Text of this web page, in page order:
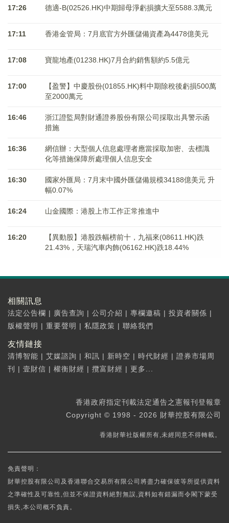
17:26 德適-B(02526.HK)中期歸母淨虧損擴大至5588.3萬元
17:11 香港金管局：7月底官方外匯儲備資產為4478億美元
17:08 寶龍地產(01238.HK)7月合約銷售額約5.5億元
17:00
【盈警】中慶股份(01855.HK)料中期除稅後虧損500萬
至2000萬元
16:46
浙江證監局對財通證券股份有限公司採取出具警示函
措施
16:36
網信辦：大型個人信息處理者應當採取加密、去標識
化等措施保障所處理個人信息安全
16:30
國家外匯局：7月末中國外匯儲備規模34188億美元 升
幅0.07%
16:24 山金國際：港股上市工作正常推進中
16:20
【異動股】港股跌幅榜前十，九福來(08611.HK)跌
21.43%，天瑞汽車内飾(06162.HK)跌18.44%
相關訊息
法定公告欄 | 廣告查詢 | 公司介紹 | 專欄邀稿 | 投資者關係 |
版權聲明 | 重要聲明 | 私隱政策 | 聯絡我們
友情鏈接
清博智能 | 艾媒諮詢 | 和訊 | 新時空 | 時代財經 | 證券市場周
刊
| 壹財信 | 權衡財經 | 攬富財經 | 更多...
香港政府指定刊載法定通告之憲報刊登報章
Copyright © 1998 - 2026 財華控股有限公司
香港財華社版權所有,未經同意不得轉載。
免責聲明：
財華控股有限公司及香港聯合交易所有限公司將盡力確保彼等所提供資料
之準確性及可靠性,但並不保證資料絕對無誤,資料如有錯漏而令閣下蒙受
損失,本公司概不負責。